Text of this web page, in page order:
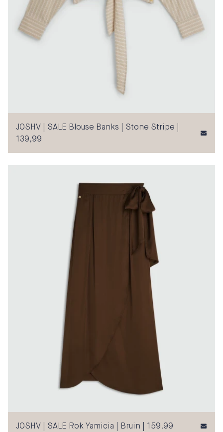
JOSHV | SALE Blouse Banks | Stone Stripe |
139,99
JOSHV | SALE Rok Yamicia | Bruin | 159,99